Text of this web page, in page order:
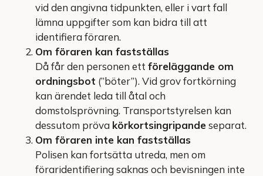
vid den angivna tidpunkten, eller i vart fall
lämna uppgifter som kan bidra till att
identifiera föraren.
Om föraren kan fastställas
Då får den personen ett föreläggande om
ordningsbot (”böter”). Vid grov fortkörning
kan ärendet leda till åtal och
domstolsprövning. Transportstyrelsen kan
dessutom pröva körkortsingripandeseparat.
Om föraren inte kan fastställas
Polisen kan fortsätta utreda, men om
föraridentifiering saknas och bevisningen inte